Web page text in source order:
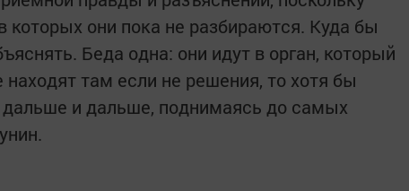
которых они пока не разбираются. Куда бы
Беда одна: они идут в орган, который
там если не решения, то хотя бы
дальше и дальше, поднимаясь до самых